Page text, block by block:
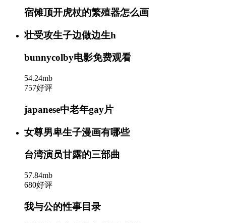
宿傩顶开虎杖的繁殖器怎么画
壮受攻生子边做边生h
bunnycolby电影免费观看
54.24mb
757好评
japanese中老年gay片
女尊男卑生子漫画有哪些
台湾演员甘露的三部曲
57.84mb
680好评
我与公的性事目录